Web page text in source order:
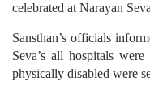
celebrated at Narayan
Sansthan’s officials
Seva’s all hospitals
physically disabled were